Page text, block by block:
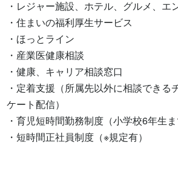
・レジャー施設、ホテル、グルメ、エ
・住まいの福利厚生サービス
・ほっとライン
・産業医健康相談
・健康、キャリア相談窓口
・定着支援（所属先以外に相談できる
ケート配信）
・育児短時間勤務制度（小学校6年生ま
・短時間正社員制度（※規定有）